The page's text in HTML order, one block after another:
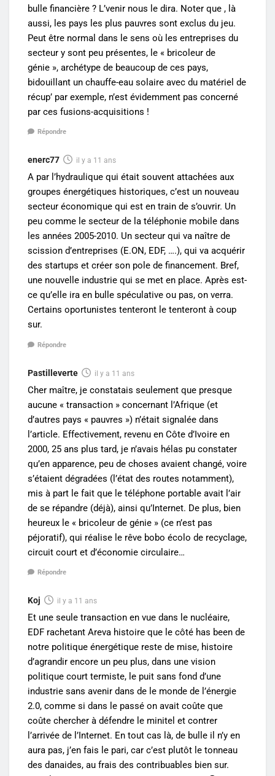
bulle financière ? L’venir nous le dira. Noter que , là
aussi, les pays les plus pauvres sont exclus du jeu.
Peut être normal dans le sens où les entreprises du
secteur y sont peu présentes, le « bricoleur de
génie », archétype de beaucoup de ces pays,
bidouillant un chauffe-eau solaire avec du matériel de
récup’ par exemple, n’est évidemment pas concerné
par ces fusions-acquisitions !
Répondre
enerc77 il y a 11 ans
A par l’hydraulique qui était souvent attachées aux
groupes énergétiques historiques, c’est un nouveau
secteur économique qui est en train de s’ouvrir. Un
peu comme le secteur de la téléphonie mobile dans
les années 2005-2010. Un secteur qui va naître de
scission d’entreprises (E.ON, EDF, ….), qui va acquérir
des startups et créer son pole de financement. Bref,
une nouvelle industrie qui se met en place. Après est-
ce qu’elle ira en bulle spéculative ou pas, on verra.
Certains oportunistes tenteront le tenteront à coup
sur.
Répondre
Pastilleverte il y a 11 ans
Cher maître, je constatais seulement que presque
aucune « transaction » concernant l’Afrique (et
d’autres pays « pauvres ») n’était signalée dans
l’article. Effectivement, revenu en Côte d’Ivoire en
2000, 25 ans plus tard, je n’avais hélas pu constater
qu’en apparence, peu de choses avaient changé, voire
s’étaient dégradées (l’état des routes notamment),
mis à part le fait que le téléphone portable avait l’air
de se répandre (déjà), ainsi qu’Internet. De plus, bien
heureux le « bricoleur de génie » (ce n’est pas
péjoratif), qui réalise le rêve bobo écolo de recyclage,
circuit court et d’économie circulaire…
Répondre
Koj il y a 11 ans
Et une seule transaction en vue dans le nucléaire,
EDF rachetant Areva histoire que le côté has been de
notre politique énergétique reste de mise, histoire
d’agrandir encore un peu plus, dans une vision
politique court termiste, le puit sans fond d’une
industrie sans avenir dans de le monde de l’énergie
2.0, comme si dans le passé on avait coûte que
coûte chercher à défendre le minitel et contrer
l’arrivée de l’Internet. En tout cas là, de bulle il n’y en
aura pas, j’en fais le pari, car c’est plutôt le tonneau
des danaides, au frais des contribuables bien sur.